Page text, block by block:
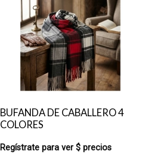
BUFANDA DE CABALLERO 4
COLORES
Regístrate para ver $ precios